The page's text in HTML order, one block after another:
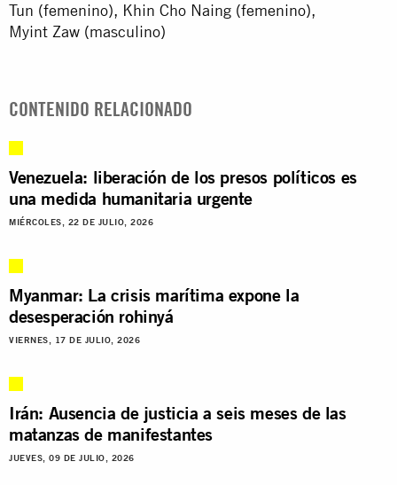
Tun (femenino), Khin Cho Naing (femenino),
Myint Zaw (masculino)
CONTENIDO RELACIONADO
Venezuela: liberación de los presos políticos es
una medida humanitaria urgente
MIÉRCOLES, 22 DE JULIO, 2026
Myanmar: La crisis marítima expone la
desesperación rohinyá
VIERNES, 17 DE JULIO, 2026
Irán: Ausencia de justicia a seis meses de las
matanzas de manifestantes
JUEVES, 09 DE JULIO, 2026